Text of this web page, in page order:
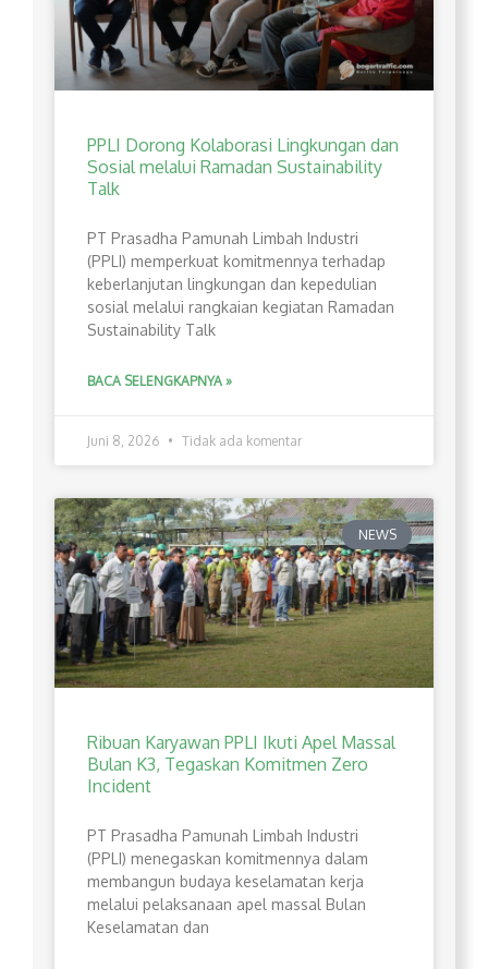
PPLI Dorong Kolaborasi Lingkungan dan
Sosial melalui Ramadan Sustainability
Talk
PT Prasadha Pamunah Limbah Industri
(PPLI) memperkuat komitmennya terhadap
keberlanjutan lingkungan dan kepedulian
sosial melalui rangkaian kegiatan Ramadan
Sustainability Talk
BACA SELENGKAPNYA »
Juni 8, 2026 Tidak ada komentar
NEWS
Ribuan Karyawan PPLI Ikuti Apel Massal
Bulan K3, Tegaskan Komitmen Zero
Incident
PT Prasadha Pamunah Limbah Industri
(PPLI) menegaskan komitmennya dalam
membangun budaya keselamatan kerja
melalui pelaksanaan apel massal Bulan
Keselamatan dan